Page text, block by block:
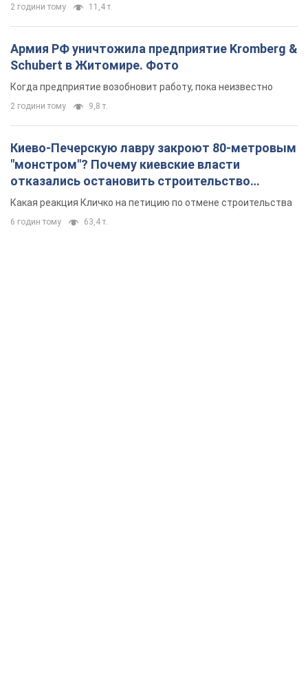
2 години тому 11,4 т.
Армия РФ уничтожила предприятие Kromberg &
Schubert в Житомире. Фото
Когда предприятие возобновит работу, пока неизвестно
2 години тому 9,8 т.
Киево-Печерскую лавру закроют 80-метровым
"монстром"? Почему киевские власти
отказались остановить строительство
небоскреба "московского верующего"
Какая реакция Кличко на петицию по отмене строительства
6 годин тому 63,4 т.